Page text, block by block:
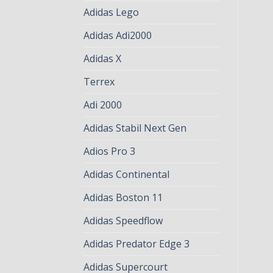
Adidas Lego
Adidas Adi2000
Adidas X
Terrex
Adi 2000
Adidas Stabil Next Gen
Adios Pro 3
Adidas Continental
Adidas Boston 11
Adidas Speedflow
Adidas Predator Edge 3
Adidas Supercourt